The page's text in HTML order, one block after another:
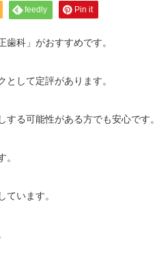
feedly Pin it
科」がおすすめです。
して定評があります。
る可能性がある方でも安心です。
います。